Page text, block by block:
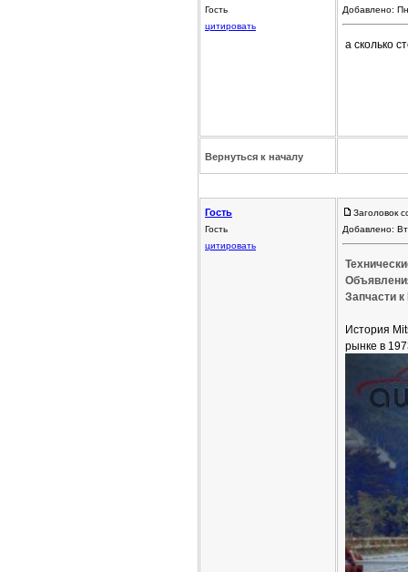
Гость
цитировать
Добавлено:
а сколько
Вернуться к началу
Гость
Гость
цитировать
Заголовок
Добавлено:
Запчасти
История
рынке в